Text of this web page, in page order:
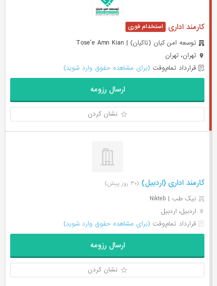
کارمند اداری
توسعه امن کیان (تاکیان) | Tose'e Amn Kian
تهران، تهران
قرارداد تمام‌وقت (برای مشاهده حقوق وارد شوید)
ارسال رزومه
نشان کردن
کارمند اداری (اردبیل) (۳۰ روز پیش)
نیک طب | Nikteb
اردبیل، اردبیل
قرارداد تمام‌وقت (برای مشاهده حقوق وارد شوید)
ارسال رزومه
نشان کردن